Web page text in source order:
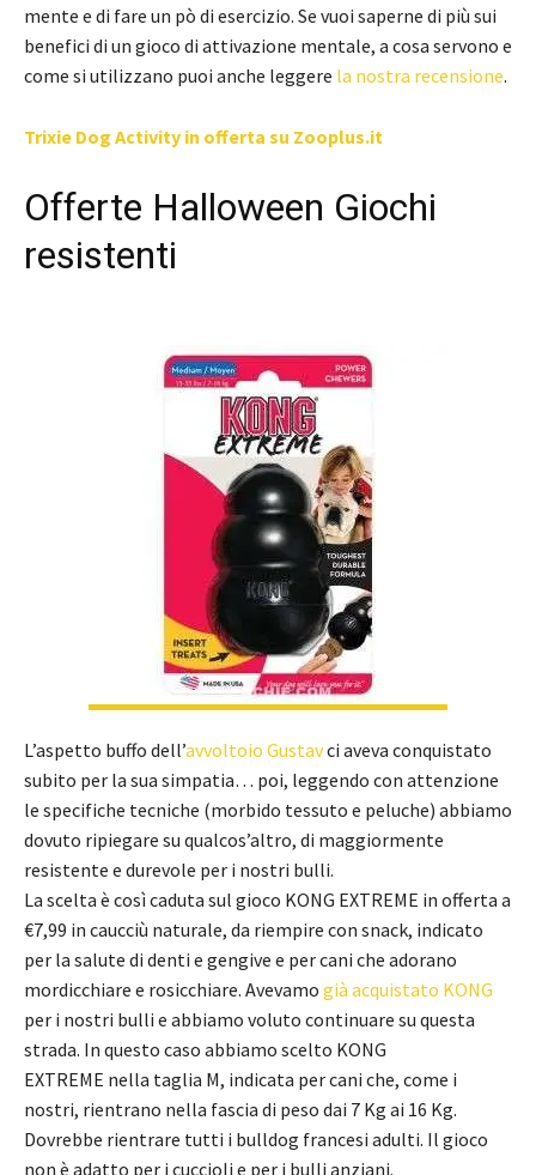
mente e di fare un pò di esercizio. Se vuoi saperne di più sui
benefici di un gioco di attivazione mentale, a cosa servono e
come si utilizzano puoi anche leggere la nostra recensione.
Trixie Dog Activity in offerta su Zooplus.it
Offerte Halloween Giochi
resistenti
L’aspetto buffo dell’avvoltoio Gustavci aveva conquistato
subito per la sua simpatia… poi, leggendo con attenzione
le specifiche tecniche (morbido tessuto e peluche) abbiamo
dovuto ripiegare su qualcos’altro, di maggiormente
resistente e durevole per i nostri bulli.
La scelta è così caduta sul gioco KONG EXTREME in offerta a
€7,99 in caucciù naturale, da riempire con snack, indicato
per la salute di denti e gengive e per cani che adorano
mordicchiare e rosicchiare. Avevamo già acquistato KONG
per i nostri bulli e abbiamo voluto continuare su questa
strada. In questo caso abbiamo scelto KONG
EXTREME nella taglia M, indicata per cani che, come i
nostri, rientrano nella fascia di peso dai 7 Kg ai 16 Kg.
Dovrebbe rientrare tutti i bulldog francesi adulti. Il gioco
non è adatto per i cuccioli e per i bulli anziani.